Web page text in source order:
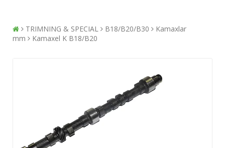
TRIMNING & SPECIAL B18/B20/B30
Kamaxlar
mm
Kamaxel K B18/B20